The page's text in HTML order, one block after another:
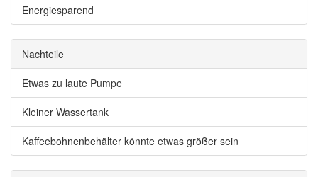
Energiesparend
Nachteile
Etwas zu laute Pumpe
Kleiner Wassertank
Kaffeebohnenbehälter könnte etwas größer sein